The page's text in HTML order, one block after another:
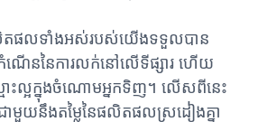
លិតផលទាំងអស់របស់យើងទទួលបាន
កំណើននៃការលក់នៅលើទីផ្សារ ហើយ
ោះល្អក្នុងចំណោមអ្នកទិញ។ លើសពីនេះ
មួយនឹងតម្លៃនៃផលិតផលស្រដៀងគ្នា